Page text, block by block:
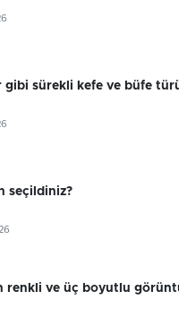
gibi sürekli kefe ve büfe
seçildiniz?
renkli ve üç boyutlu